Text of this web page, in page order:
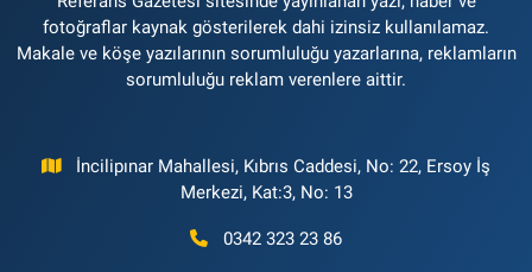
fotoğraflar kaynak gösterilerek dahi izinsiz kullanılamaz.
Makale ve köşe yazılarının sorumluluğu yazarlarına, reklamların
sorumluluğu reklam verenlere aittir.
İncilipınar Mahallesi, Kıbrıs Caddesi, No: 22, Ersoy İş
Merkezi, Kat:3, No: 13
0342 323 23 86